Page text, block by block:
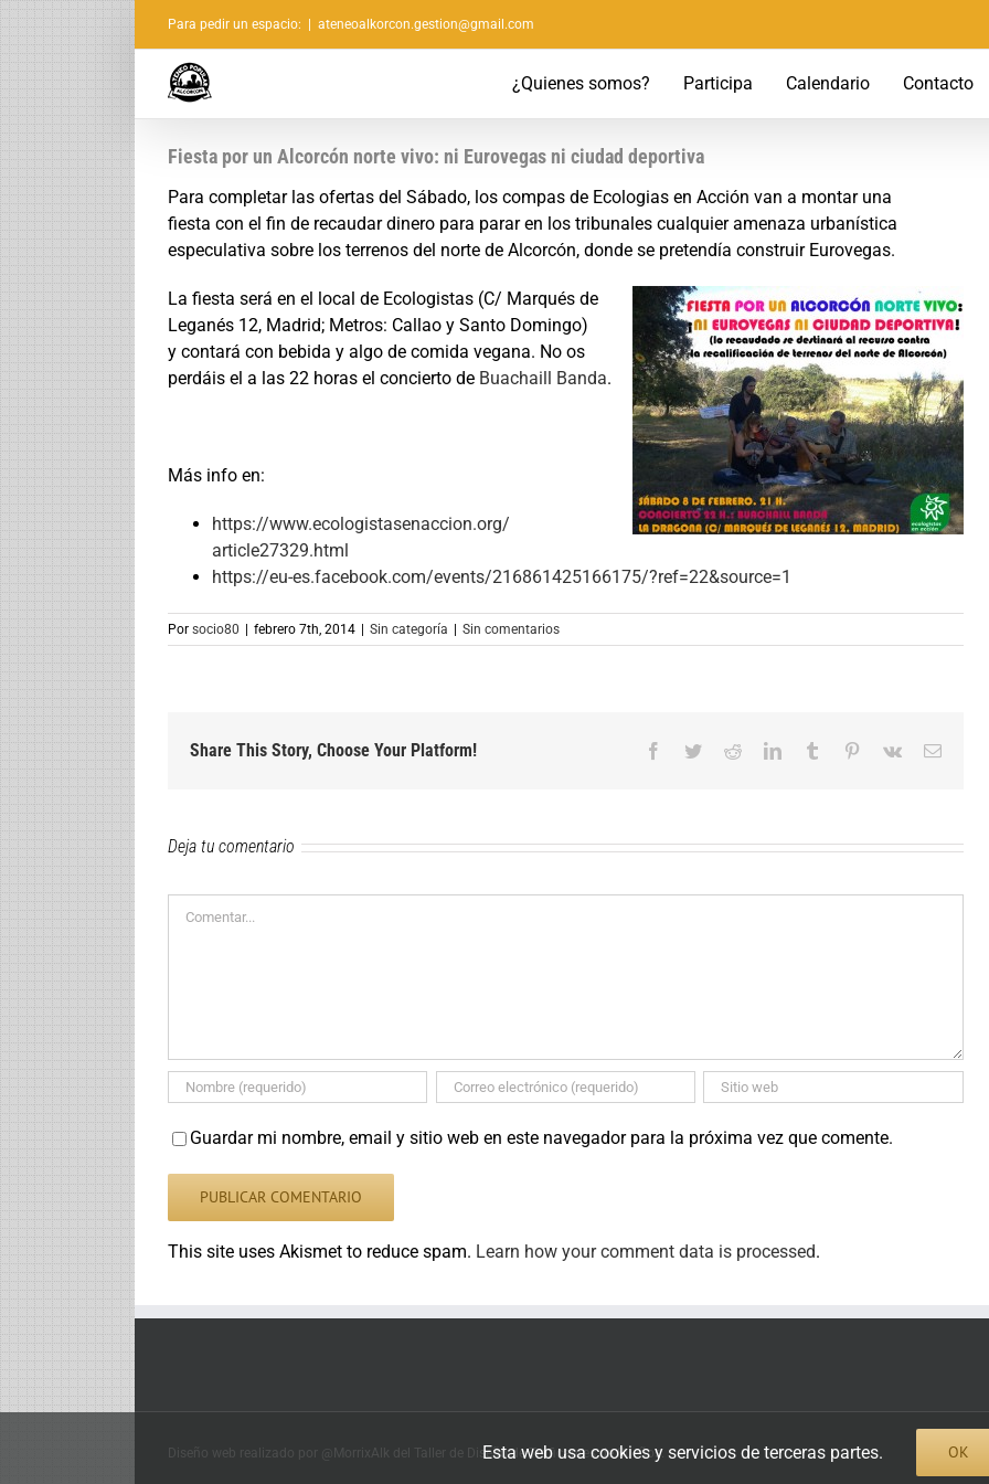
Saltar
al
contenido
Para pedir un espacio: ateneoalkorcon.gestion@gmail.com
¿Quienes somos? Participa Calendario Contacto
Fiesta por un Alcorcón norte vivo: ni Eurovegas ni ciudad deportiva
Para completar las ofertas del Sábado, los compas de Ecologias en Acción van a montar una
fiesta con el fin de recaudar dinero para parar en los tribunales cualquier amenaza urbanística
especulativa sobre los terrenos del norte de Alcorcón, donde se pretendía construir Eurovegas.
La fiesta será en el local de Ecologistas (C/ Marqués de
Leganés 12, Madrid; Metros: Callao y Santo Domingo)
y contará con bebida y algo de comida vegana. No os
perdáis el a las 22 horas el concierto de Buachaill Banda.
Más info en:
https://www.ecologistasenaccion.org/
article27329.html
https://eu-es.facebook.com/events/216861425166175/?ref=22&source=1
Por socio80 febrero 7th, 2014 Sin categoría Sin comentarios
Share This Story, Choose Your Platform! Facebook
TwitterRedditLinkedInTumblr Pinterest
Vk
Correo
Deja tu comentario
Guardar mi nombre, email y sitio web en este navegador para la próxima vez que comente.
This site uses Akismet to reduce spam. Learn how your comment data is processed.
Diseño web realizado por @MorrixAlk del Taller de Diseño de Traficantes de Sueños.Esta web usa cookies y servicios de terceras partes. OK